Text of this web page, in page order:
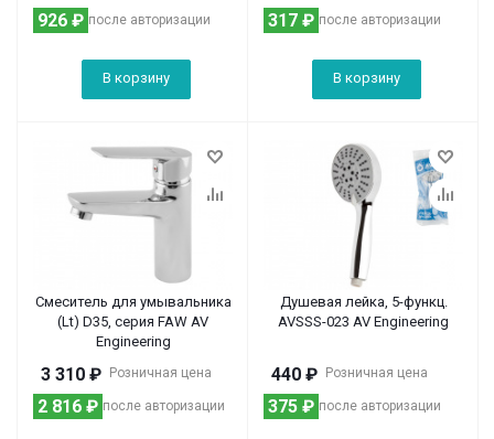
после авторизации
926 ₽
В корзину
после авторизации
317 ₽
В корзину
Смеситель для умывальника
(Lt) D35, серия FAW AV
Engineering
Розничная цена
3 310 ₽
после авторизации
2 816 ₽
Душевая лейка, 5-функц.
AVSSS-023 AV Engineering
Розничная цена
440 ₽
после авторизации
375 ₽